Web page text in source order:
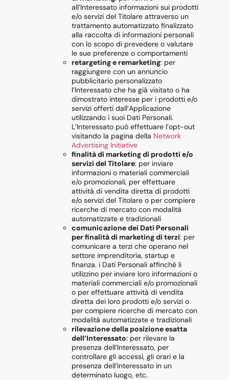
all’Interessato informazioni sui prodotti
e/o servizi del Titolare attraverso un
trattamento automatizzato finalizzato
alla raccolta di informazioni personali
con lo scopo di prevedere o valutare
le sue preferenze o comportamenti
retargeting e remarketing: per
raggiungere con un annuncio
pubblicitario personalizzato
l’Interessato che ha già visitato o ha
dimostrato interesse per i prodotti e/o
servizi offerti dall’Applicazione
utilizzando i suoi Dati Personali.
L’Interessato può effettuare l’opt-out
visitando la pagina della Network
Advertising Initiative
finalità di marketing di prodotti e/o
servizi del Titolare: per inviare
informazioni o materiali commerciali
e/o promozionali, per effettuare
attività di vendita diretta di prodotti
e/o servizi del Titolare o per compiere
ricerche di mercato con modalità
automatizzate e tradizionali
comunicazione dei Dati Personali
per finalità di marketing di terzi: per
comunicare a terzi che operano nel
settore imprenditoria, startup e
finanza. i Dati Personali affinché li
utilizzino per inviare loro informazioni o
materiali commerciali e/o promozionali
o per effettuare attività di vendita
diretta dei loro prodotti e/o servizi o
per compiere ricerche di mercato con
modalità automatizzate e tradizionali
rilevazione della posizione esatta
dell’Interessato: per rilevare la
presenza dell’Interessato, per
controllare gli accessi, gli orari e la
presenza dell’Interessato in un
determinato luogo, etc.